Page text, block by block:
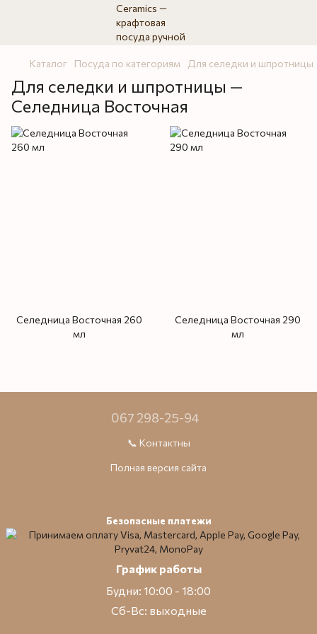
Каталог Посуда по категориям Для селедки и шпротницы
Для селедки и шпротницы —
Селедница Восточная
Селедница Восточная 260
мл
Селедница Восточная 290
мл
067 298-25-94
📞 Контактны
Полная версия сайта
Безопасные платежи
График работы
Будни: 10:00 - 18:00
Сб-Вс: выходные